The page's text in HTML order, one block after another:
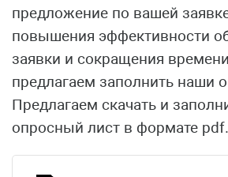
предложение по вашей
повышения эффективности
заявки и сокращения
предлагаем заполнить наши
Предлагаем скачать и
опросный лист в формате pdf.